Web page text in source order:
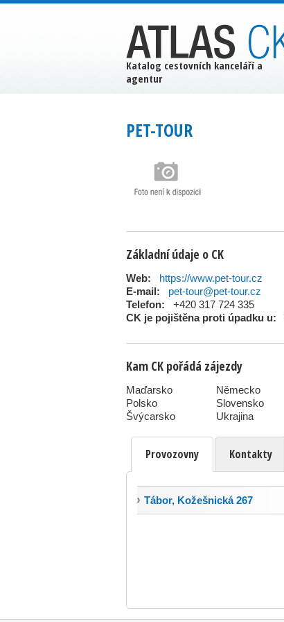
PET-TOUR
Základní údaje o CK
Web:
https://www.pet-tour.cz
E-mail:
pet-tour@pet-tour.cz
Telefon:
+420 317 724 335
CK je pojištěna proti úpadku u:
Kam CK pořádá zájezdy
Maďarsko
Německo
Polsko
Slovensko
Švýcarsko
Ukrajina
Provozovny Kontakty
Tábor, Kožešnická 267
Katalog cestovních kanceláří a
agentur